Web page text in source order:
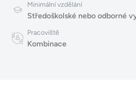
Minimální vzdělání
Středoškolské nebo odborné
Pracoviště
Kombinace